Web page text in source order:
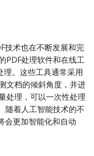
技术也在不断发展和完
PDF处理软件和在线工
。这些工具通常采用
文档的倾斜角度，并进
处理，可以一次性处理
随着人工智能技术的不
会更加智能化和自动